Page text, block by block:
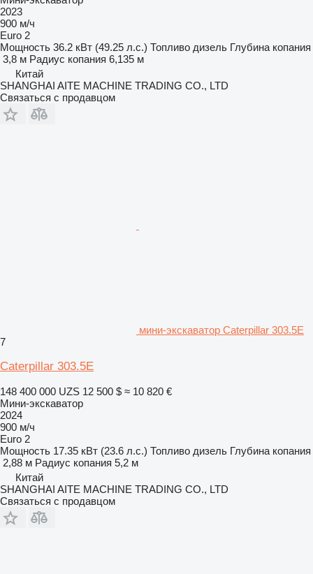
2023
900 м/ч
Euro 2
Мощность 36.2 кВт (49.25 л.с.) Топливо дизель Глубина копания
3,8 м Радиус копания 6,135 м
Китай
SHANGHAI AITE MACHINE TRADING CO., LTD
Связаться с продавцом
мини-экскаватор Caterpillar 303.5E
7
Caterpillar 303.5E
148 400 000 UZS 12 500 $ ≈ 10 820 €
Мини-экскаватор
2024
900 м/ч
Euro 2
Мощность 17.35 кВт (23.6 л.с.) Топливо дизель Глубина копания
2,88 м Радиус копания 5,2 м
Китай
SHANGHAI AITE MACHINE TRADING CO., LTD
Связаться с продавцом